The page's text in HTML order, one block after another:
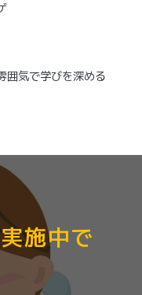
囲気で学びを深める
施中で